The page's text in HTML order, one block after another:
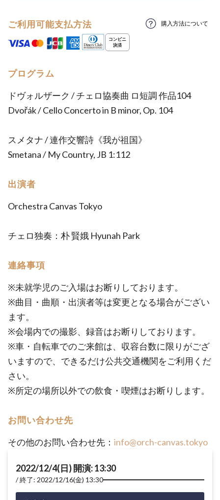
ご利用可能支払方法 購入方法について
プログラム
ドヴォルザーク / チェロ協奏曲 ロ短調 作品104
Dvořák / Cello Concerto in B minor, Op. 104
スメタナ / 連作交響詩《我が祖国》
Smetana / My Country, JB 1:112
出演者
Orchestra Canvas Tokyo
チェロ独奏：朴 賢娥 Hyunah Park
連絡事項
※未就学児のご入場はお断りしております。
※曲目・曲順・出演者等は変更となる場合がござい
ます。
※会場内での撮影、録音はお断りしております。
※車・自転車でのご来館は、収容台数に限りがござ
いますので、できるだけ公共交通機関をご利用くだ
さい。
※所定の場所以外での飲食・喫煙はお断りします。
お問い合わせ先
その他のお問い合わせ先： info@orch-canvas.tokyo
2022/12/4(日) 開演: 13:30
終了: 2022/12/16(金) 13:30